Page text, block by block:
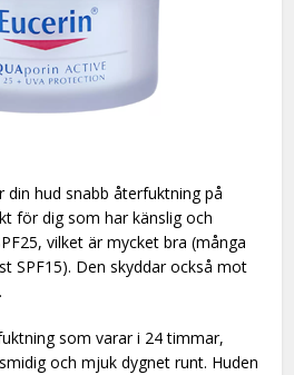
hud snabb återfuktning på
för dig som har känslig och
vilket är mycket bra (många
SPF15). Den skyddar också mot
som varar i 24 timmar,
och mjuk dygnet runt. Huden